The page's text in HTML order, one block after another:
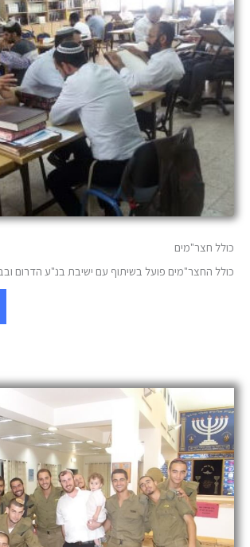
כולל חצר"מים
כולל החצר"מים פועל בשיתוף עם ישיבת בנ"ע הדרום